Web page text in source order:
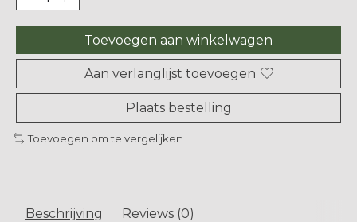
Toevoegen aan winkelwagen
Aan verlanglijst toevoegen
Plaats bestelling
Toevoegen om te vergelijken
Beschrijving Reviews (0)